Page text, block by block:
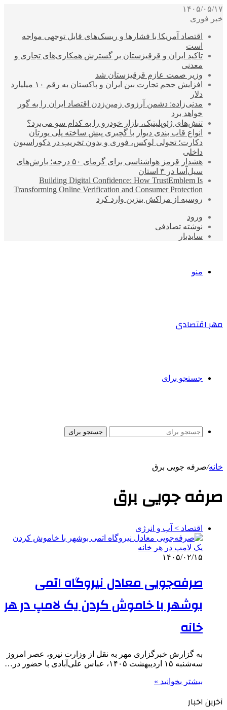
۱۴۰۵/۰۵/۱۷
خبر فوری
اقتصاد آمریکا با فشارها و ریسک‌های قابل توجهی مواجه
است
تاکید ایران و قرقیزستان بر گسترش همکاری‌های تجاری و
معدنی
وزیر صمت عازم قرقیزستان شد
افزایش حجم تجارت بین ایران و پاکستان به رقم ۱۰ میلیارد
دلار
مدنی‌زاده: دشمن آرزوی زمین‌زدن اقتصاد ایران را به گور
خواهد برد
تنش‌های ژئوپلیتیک، بازار خودرو را به کدام سو می‌برد؟
انواع قاب بندی دیوار با گچبری پیش ساخته پلی یورتان
دکارت؛ تحولی لوکس، فوری و بدون تخریب در دکوراسیون
داخلی
هشدار قرمز هواشناسی برای گرمای ۵۰ درجه؛ بارش‌های
سیل‌آسا در ۳ استان
Building Digital Confidence: How TrustEmblem Is
Transforming Online Verification and Consumer Protection
روسیه از مراکش بنزین وارد کرد
ورود
نوشته تصادفی
سایدبار
منو
مهر اقتصادی
جستجو برای
جستجو برای
خانه/صرفه جویی برق
صرفه جویی برق
اقتصاد > آب و انرژی
۱۴۰۵/۰۲/۱۵
صرفه‌جویی معادل نیروگاه اتمی
بوشهر با خاموش کردن یک لامپ در هر
خانه
به گزارش خبرگزاری مهر به نقل از وزارت نیرو، عصر امروز
سه‌شنبه ۱۵ اردیبهشت ۱۴۰۵، عباس علی‌آبادی با حضور در…
بیشتر بخوانید »
آخرین اخبار